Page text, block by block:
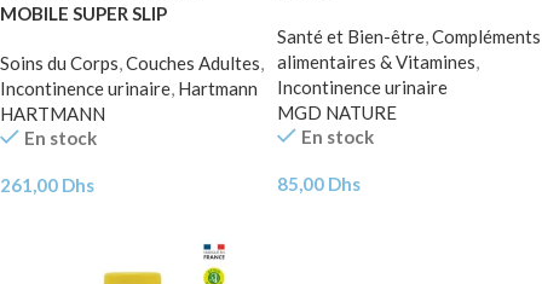
MOBILE SUPER SLIP
X14 Unités
Soins du Corps,Couches Adultes,
Incontinence urinaire, Hartmann
HARTMANN
En stock
261,00 Dhs
Santé et Bien-être,Compléments
alimentaires & Vitamines,
Incontinence urinaire
MGD NATURE
En stock
85,00 Dhs